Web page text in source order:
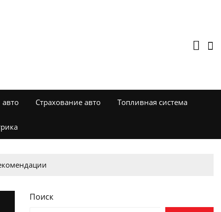
Страхование авто Топливная система
Поиск